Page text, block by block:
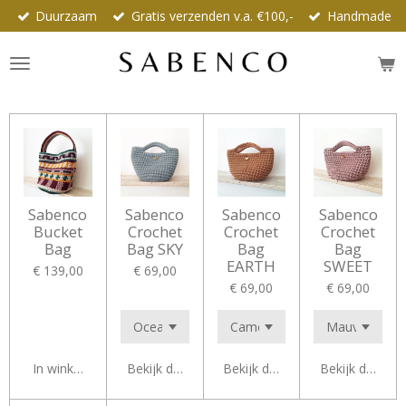
Ga
direct
naar
de
Duurzaam Gratis verzenden v.a. €100,- Handmade
Sabenco
Bucket
Bag
€ 139,00
In winkelwagen
Sabenco
Crochet
Bag SKY
€ 69,00
Bekijk details
Sabenco
Crochet
Bag
EARTH
€ 69,00
Bekijk details
Sabenco
Crochet
Bag
SWEET
€ 69,00
Bekijk details